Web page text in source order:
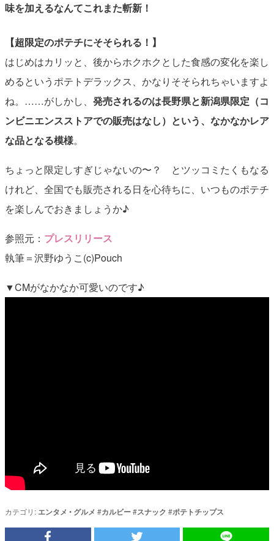
味を加えるなんてこれまた斬新！
【超限定のポテチにそそられる！】
はじめはカリッと、後からホクホクとした食感の変化を楽し
めるというポテトデラックス、かなりそそられちゃいますよ
ね。……がしかし、 発売されるのは長野県と新潟県限定（コ
ンビニエンスストアでの販売はなし）という、なかなかレア
な品となる模様。
ちょっと限定しすぎじゃないの〜？ とツッコミたくもなる
けれど、全国でも販売される日を心待ちに、いつものポテチ
を楽しんでおきましょうか♪
参照元： プレスリリース
執筆＝沢野ゆうこ(c)Pouch
▼CMがなかなか可愛いのです♪
カテゴリ: エンタメ • グルメ #カルビー#スナック #ポテトチップス